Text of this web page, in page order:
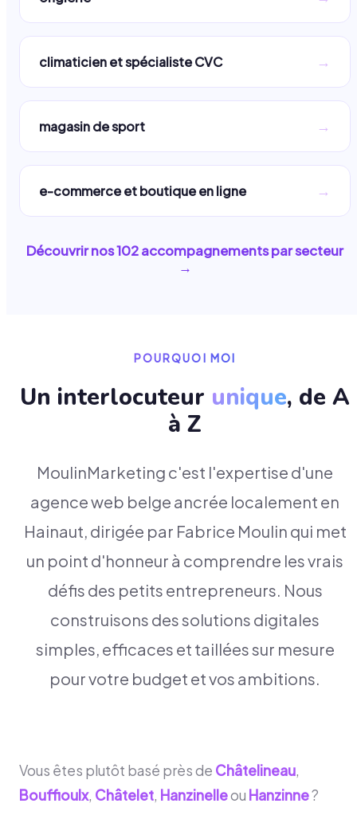
climaticien et spécialiste CVC →
magasin de sport →
e-commerce et boutique en ligne →
Découvrir nos102accompagnements par secteur
→
POURQUOI MOI
Un interlocuteur unique, de A
à Z
MoulinMarketing c'est l'expertise d'une
agence web belge ancrée localement en
Hainaut, dirigée par Fabrice Moulin qui met
un point d'honneur à comprendre les vrais
défis des petits entrepreneurs. Nous
construisons des solutions digitales
simples, efficaces et taillées sur mesure
pour votre budget et vos ambitions.
Vous êtes plutôt basé près de Châtelineau,
Bouffioulx, Châtelet, Hanzinelleou Hanzinne?